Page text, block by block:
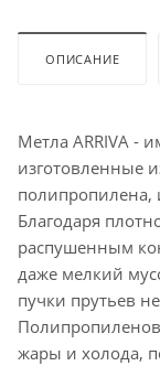
ОПИСАНИЕ
Метла ARRIVA -
изготовленные
полипропилена,
Благодаря
распушенным
даже мелкий
пучки прутьев
жары и холода,